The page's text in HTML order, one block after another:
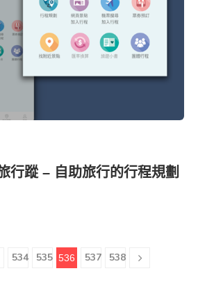
行蹤 – 自助旅行的行程規劃
534 535 536 537 538